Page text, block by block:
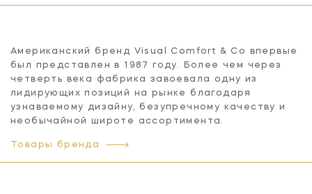
Американский бренд Visual Comfort & Co впервые
был представлен в 1987 году. Более чем через
четверть века фабрика завоевала одну из
лидирующих позиций на рынке благодаря
узнаваемому дизайну, безупречному качеству и
необычайной широте ассортимента.
Товары бренда